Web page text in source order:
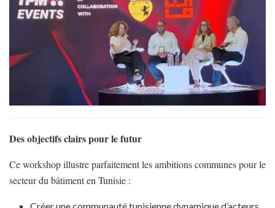
Des objectifs clairs pour le futur
Ce workshop illustre parfaitement les ambitions communes pour le
secteur du bâtiment en Tunisie :